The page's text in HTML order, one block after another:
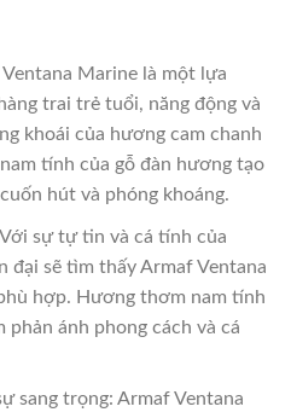
Marine là một lựa
trai trẻ tuổi, năng động và
khoái của hương cam chanh
tính của gỗ đàn hương tạo
hút và phóng khoáng.
sự tự tin và cá tính của
đại sẽ tìm thấy Armaf Ventana
hợp. Hương thơm nam tính
phản ánh phong cách và cá
sang trọng: Armaf Ventana